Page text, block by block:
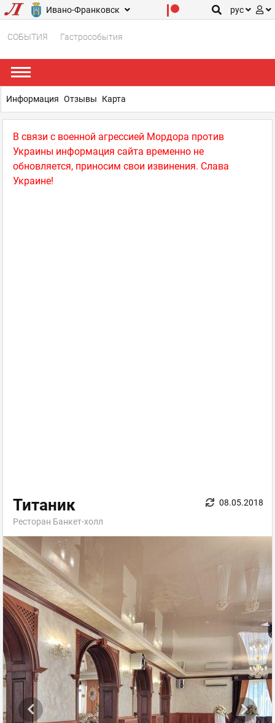
Ивано-Франковск рус
СОБЫТИЯ Гастрособытия
В связи с военной агрессией Мордора против
Украины информация сайта временно не
обновляется, приносим свои извинения. Слава
Украине!
Титаник
Ресторан Банкет-холл
08.05.2018
Информация Отзывы Карта